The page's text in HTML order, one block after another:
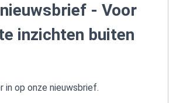
- Voor
inzichten buiten
in op onze nieuwsbrief.